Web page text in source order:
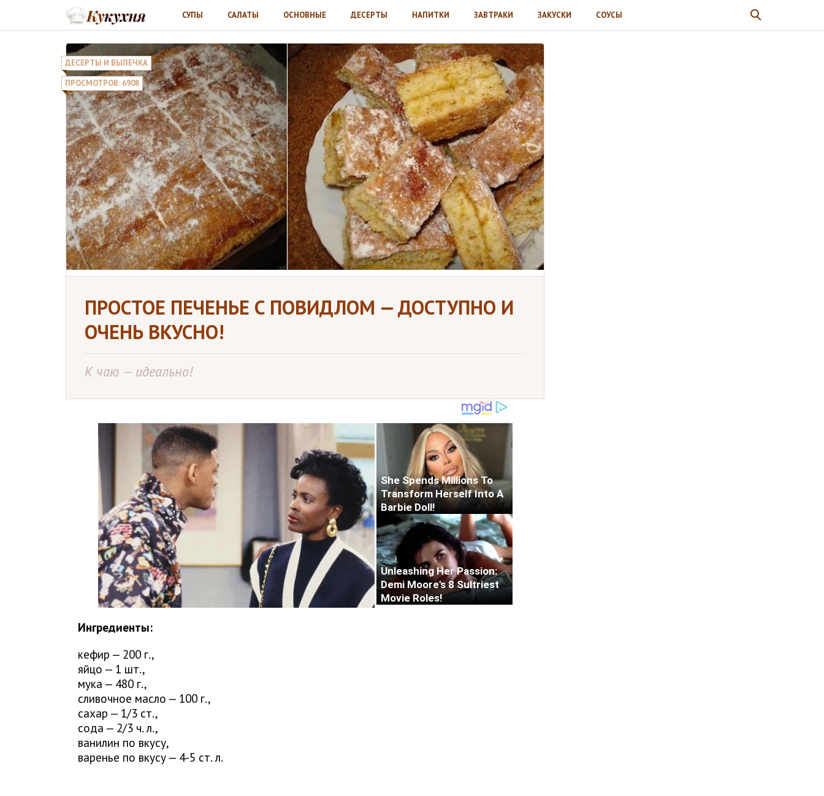
СУПЫ САЛАТЫ ОСНОВНЫЕ ДЕСЕРТЫ НАПИТКИ ЗАВТРАКИ ЗАКУСКИ СОУСЫ
ДЕСЕРТЫ И ВЫПЕЧКА
ПРОСМОТРОВ: 6908
ПРОСТОЕ ПЕЧЕНЬЕ С ПОВИДЛОМ — ДОСТУПНО И
ОЧЕНЬ ВКУСНО!
К чаю — идеально!
Ингредиенты:
кефир — 200 г.,
яйцо — 1 шт.,
мука — 480 г.,
сливочное масло — 100 г.,
сахар — 1/3 ст.,
сода — 2/3 ч. л.,
ванилин по вкусу,
варенье по вкусу — 4-5 ст. л.